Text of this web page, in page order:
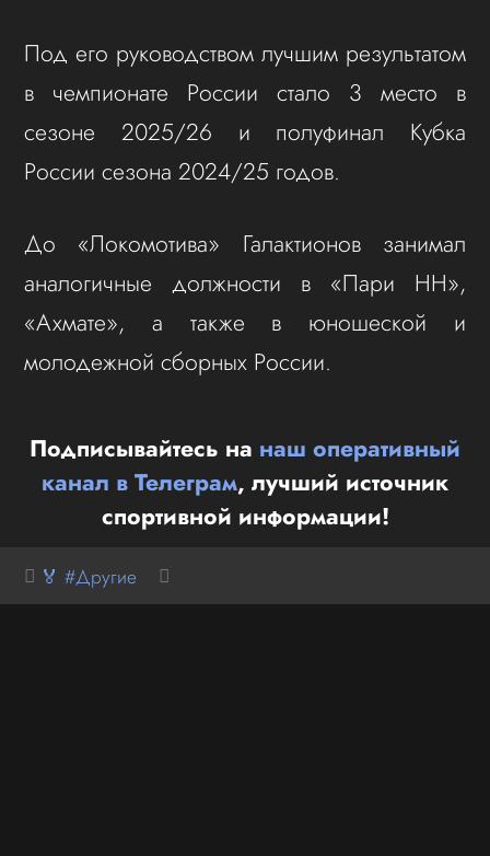
Под его руководством лучшим результатом
в чемпионате России стало 3 место в
сезоне 2025/26 и полуфинал Кубка
России сезона 2024/25 годов.
До «Локомотива» Галактионов занимал
аналогичные должности в «Пари НН»,
«Ахмате», а также в юношеской и
молодежной сборных России.
Подписывайтесь на наш оперативный
канал в Телеграм, лучший источник
спортивной информации!
🏅 #Другие